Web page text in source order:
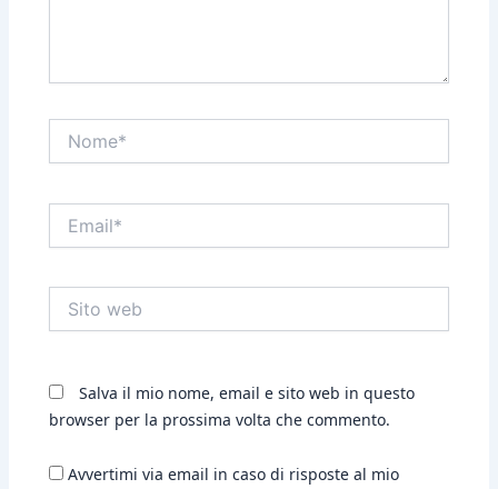
web
Salva il mio nome, email e sito web in questo
browser per la prossima volta che commento.
Avvertimi via email in caso di risposte al mio